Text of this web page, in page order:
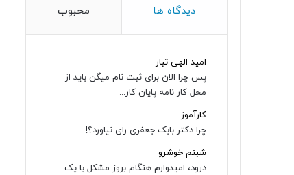
دیدگاه ها محبوب
امید الهی تبار
پس چرا الان برای ثبت نام میگن باید از
محل کار نامه پایان کار...
کارآموز
چرا دکتر بابک جعفری رای نیاورد؟!...
شبنم خوشرو
درود، امیدوارم هنگام بروز مشکل با یک